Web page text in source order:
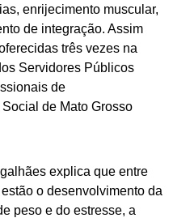
enrijecimento muscular,
de integração. Assim
três vezes na
Servidores Públicos
de
de Mato Grosso
explica que entre
o desenvolvimento da
peso e do estresse, a